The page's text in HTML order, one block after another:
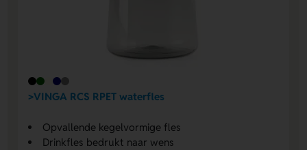
>VINGA RCS RPET waterfles
Opvallende kegelvormige fles
Drinkfles bedrukt naar wens